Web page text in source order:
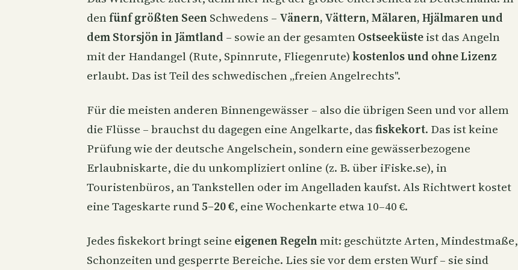
denfünf größten SeenSchwedens – Vänern, Vättern, Mälaren, Hjälmaren und
dem Storsjön in Jämtland – sowie an der gesamtenOstseeküsteist das Angeln
mit der Handangel (Rute, Spinnrute, Fliegenrute)kostenlos und ohne Lizenz
erlaubt. Das ist Teil des schwedischen „freien Angelrechts".
Für die meisten anderen Binnengewässer – also die übrigen Seen und vor allem
die Flüsse – brauchst du dagegen eine Angelkarte, dasfiskekort. Das ist keine
Prüfung wie der deutsche Angelschein, sondern eine gewässerbezogene
Erlaubniskarte, die du unkompliziert online (z. B. über iFiske.se), in
Touristenbüros, an Tankstellen oder im Angelladen kaufst. Als Richtwert kostet
eine Tageskarte rund5–20 €, eine Wochenkarte etwa 10–40 €.
Jedes fiskekort bringt seine eigenen Regelnmit: geschützte Arten, Mindestmaße,
Schonzeiten und gesperrte Bereiche. Lies sie vor dem ersten Wurf – sie sind